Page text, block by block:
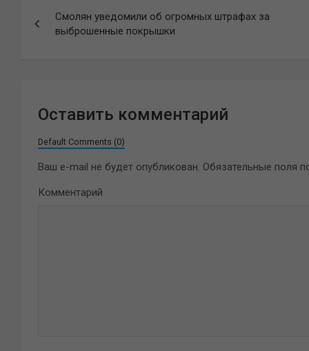
по
Смолян уведомили об огромных штрафах за
выброшенные покрышки
Оставить комментарий
Default Comments (0)
Ваш e-mail не будет опубликован. Обязательные поля
Комментарий